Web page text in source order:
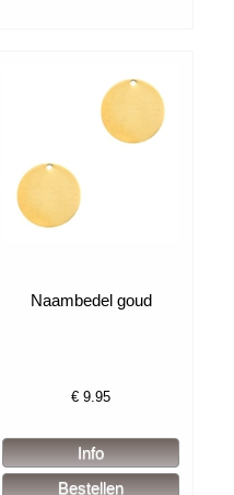
Naambedel goud
€9.95